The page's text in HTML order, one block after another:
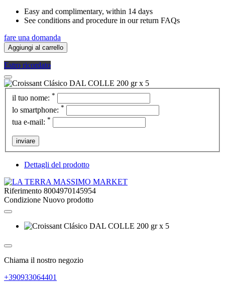
Easy and complimentary, within 14 days
See conditions and procedure in our return FAQs
fare una domanda
Aggiungi al carrello
Estro ricordato
il tuo nome: *
lo smartphone: *
tua e-mail: *
inviare
Dettagli del prodotto
Riferimento 8004970145954
Condizione Nuovo prodotto
Chiama il nostro negozio
+390933064401